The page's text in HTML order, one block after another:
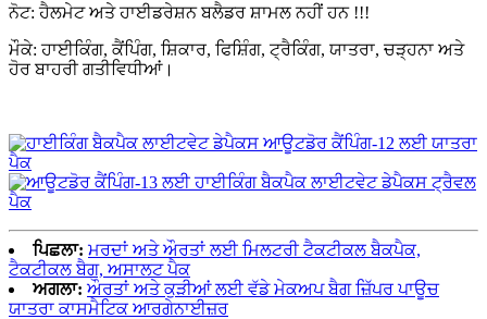
ਨੋਟ: ਹੈਲਮੇਟ ਅਤੇ ਹਾਈਡਰੇਸ਼ਨ ਬਲੈਡਰ ਸ਼ਾਮਲ ਨਹੀਂ ਹਨ !!!
ਮੌਕੇ: ਹਾਈਕਿੰਗ, ਕੈਂਪਿੰਗ, ਸ਼ਿਕਾਰ, ਫਿਸ਼ਿੰਗ, ਟ੍ਰੈਕਿੰਗ, ਯਾਤਰਾ, ਚੜ੍ਹਨਾ ਅਤੇ
ਹੋਰ ਬਾਹਰੀ ਗਤੀਵਿਧੀਆਂ।
ਪਿਛਲਾ: ਮਰਦਾਂ ਅਤੇ ਔਰਤਾਂ ਲਈ ਮਿਲਟਰੀ ਟੈਕਟੀਕਲ ਬੈਕਪੈਕ,
ਟੈਕਟੀਕਲ ਬੈਗ, ਅਸਾਲਟ ਪੈਕ
ਅਗਲਾ: ਔਰਤਾਂ ਅਤੇ ਕੁੜੀਆਂ ਲਈ ਵੱਡੇ ਮੇਕਅਪ ਬੈਗ ਜ਼ਿੱਪਰ ਪਾਊਚ
ਯਾਤਰਾ ਕਾਸਮੈਟਿਕ ਆਰਗੇਨਾਈਜ਼ਰ